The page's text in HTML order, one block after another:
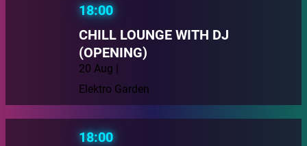
18:00
CHILL LOUNGE WITH DJ
(OPENING)
20 Aug |
Elektro Garden
18:00